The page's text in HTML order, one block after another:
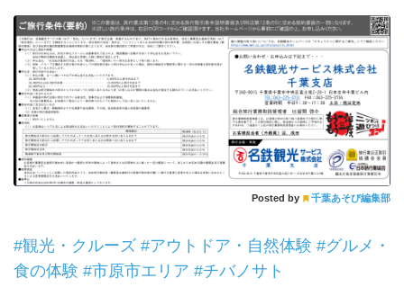
Posted by 千葉あそび編集部
#観光・クルーズ #アウトドア・自然体験 #グルメ・
食の体験 #市原市エリア #チバノサト